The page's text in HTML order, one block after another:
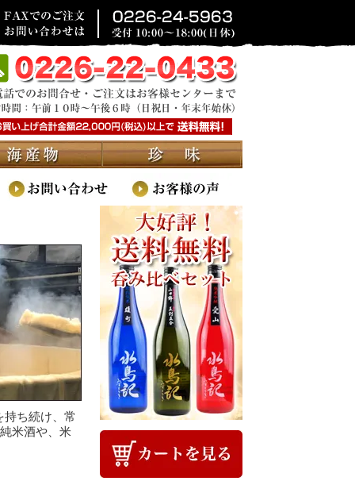
ち続け、常
米酒や、米